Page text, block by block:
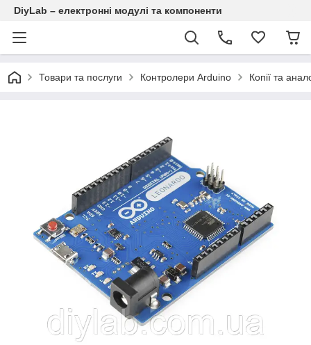
DiyLab – електронні модулі та компоненти
Товари та послуги Контролери Arduino Копії та